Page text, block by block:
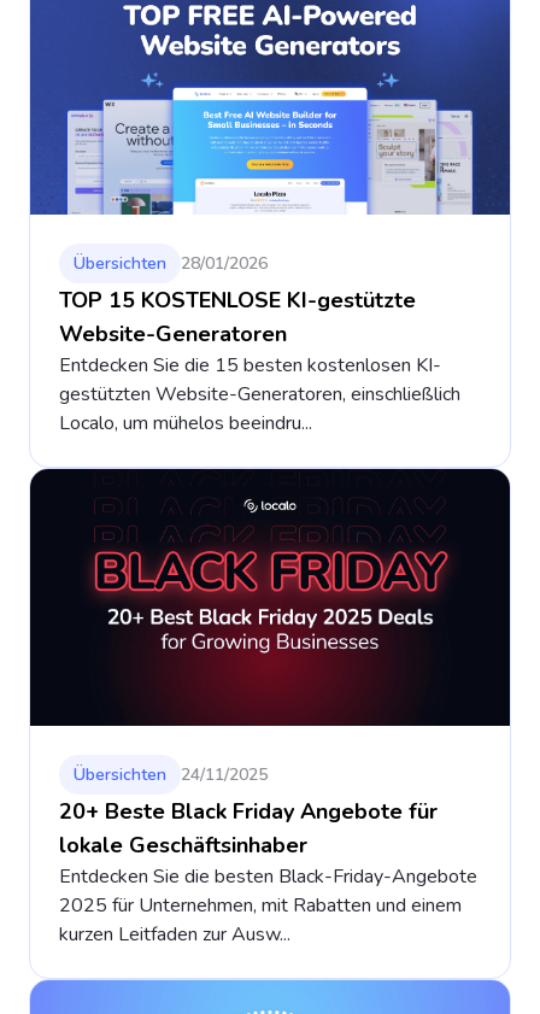
Übersichten 28/01/2026
TOP 15 KOSTENLOSE KI-gestützte
Website-Generatoren
Entdecken Sie die 15 besten kostenlosen KI-
gestützten Website-Generatoren, einschließlich
Localo, um mühelos beeindru...
Übersichten 24/11/2025
20+ Beste Black Friday Angebote für
lokale Geschäftsinhaber
Entdecken Sie die besten Black-Friday-Angebote
2025 für Unternehmen, mit Rabatten und einem
kurzen Leitfaden zur Ausw...